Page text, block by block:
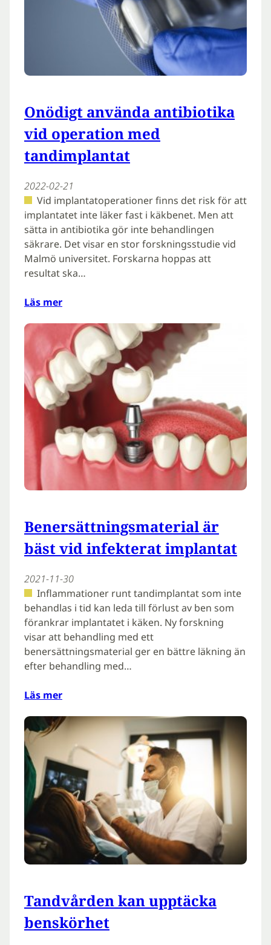
Onödigt använda antibiotika
vid operation med
tandimplantat
2022-02-21
Vid implantatoperationer finns det risk för att
implantatet inte läker fast i käkbenet. Men att
sätta in antibiotika gör inte behandlingen
säkrare. Det visar en stor forskningsstudie vid
Malmö universitet. Forskarna hoppas att
resultat ska…
Läs mer
Benersättningsmaterial är
bäst vid infekterat implantat
2021-11-30
Inflammationer runt tandimplantat som inte
behandlas i tid kan leda till förlust av ben som
förankrar implantatet i käken. Ny forskning
visar att behandling med ett
benersättningsmaterial ger en bättre läkning än
efter behandling med…
Läs mer
Tandvården kan upptäcka
benskörhet